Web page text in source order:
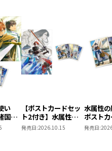
い
国編
め
【ポストカードセッ
ト2付き】水属性の
魔法使い 第三部
東方諸国編8
発売日:2026.10.15
水属性
ポスト
2
発売日: